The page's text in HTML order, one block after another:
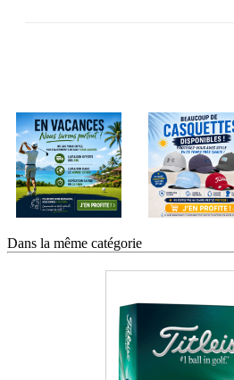
Dans la même catégorie